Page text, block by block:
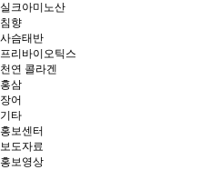
실크아미노산
침향
사슴태반
프리바이오틱스
천연 콜라겐
홍삼
장어
기타
홍보센터
보도자료
홍보영상